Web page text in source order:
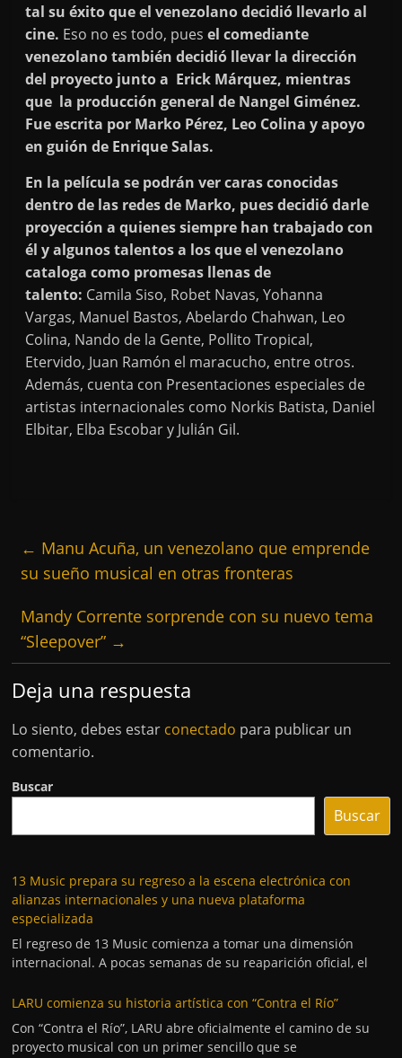
tal su éxito que el venezolano decidió llevarlo al
cine. Eso no es todo, puesel comediante
venezolano también decidió llevar la dirección
del proyecto junto a Erick Márquez, mientras
que la producción general de Nangel Giménez.
Fue escrita por Marko Pérez, Leo Colina y apoyo
en guión de Enrique Salas.
En la película se podrán ver caras conocidas
dentro de las redes de Marko, pues decidió darle
proyección a quienes siempre han trabajado con
él y algunos talentos a los que el venezolano
cataloga como promesas llenas de
talento: Camila Siso, Robet Navas, Yohanna
Vargas, Manuel Bastos, Abelardo Chahwan, Leo
Colina, Nando de la Gente, Pollito Tropical,
Etervido, Juan Ramón el maracucho, entre otros.
Además, cuenta con Presentaciones especiales de
artistas internacionales como Norkis Batista, Daniel
Elbitar, Elba Escobar y Julián Gil.
← Manu Acuña, un venezolano que emprende
su sueño musical en otras fronteras
Mandy Corrente sorprende con su nuevo tema
“Sleepover” →
Deja una respuesta
Lo siento, debes estar conectado para publicar un
comentario.
Buscar
Buscar
13 Music prepara su regreso a la escena electrónica con
alianzas internacionales y una nueva plataforma
especializada
El regreso de 13 Music comienza a tomar una dimensión
internacional. A pocas semanas de su reaparición oficial, el
LARU comienza su historia artística con “Contra el Río”
Con “Contra el Río”, LARU abre oficialmente el camino de su
proyecto musical con un primer sencillo que se